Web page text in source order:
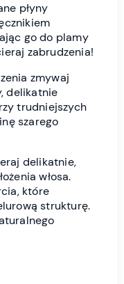
płyny
go do plamy
zabrudzenia!
zmywaj
delikatnie
trudniejszych
szarego
delikatnie,
włosa.
które
strukturę.